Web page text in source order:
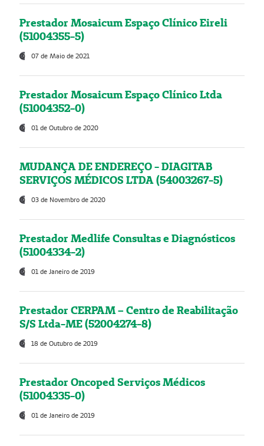
Prestador Mosaicum Espaço Clínico Eireli
(51004355-5)
07 de Maio de 2021
Prestador Mosaicum Espaço Clínico Ltda
(51004352-0)
01 de Outubro de 2020
MUDANÇA DE ENDEREÇO - DIAGITAB
SERVIÇOS MÉDICOS LTDA (54003267-5)
03 de Novembro de 2020
Prestador Medlife Consultas e Diagnósticos
(51004334-2)
01 de Janeiro de 2019
Prestador CERPAM – Centro de Reabilitação
S/S Ltda-ME (52004274-8)
18 de Outubro de 2019
Prestador Oncoped Serviços Médicos
(51004335-0)
01 de Janeiro de 2019